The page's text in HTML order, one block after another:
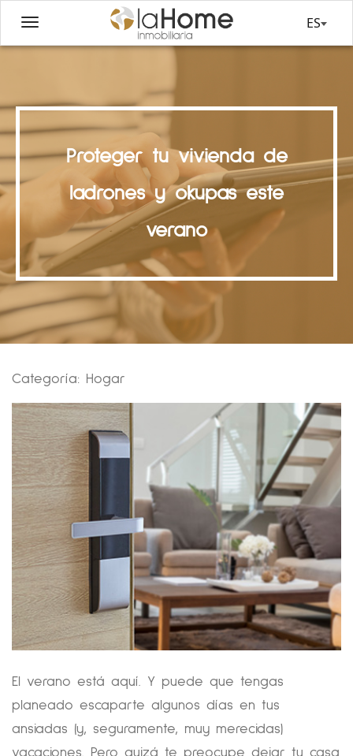
ES
Proteger tu vivienda de
ladrones y okupas este
verano
Categoría: Hogar
El verano está aquí. Y puede que tengas
planeado escaparte algunos días en tus
ansiadas (y, seguramente, muy merecidas)
vacaciones. Pero quizá te preocupe dejar tu casa